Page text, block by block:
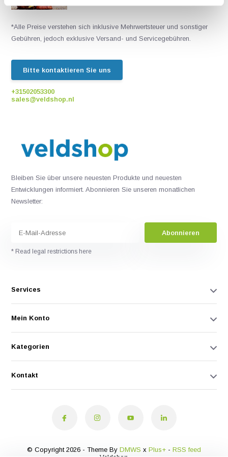
*Alle Preise verstehen sich inklusive Mehrwertsteuer und sonstiger
Gebühren, jedoch exklusive Versand- und Servicegebühren.
Bitte kontaktieren Sie uns
+31502053300
sales@veldshop.nl
Bleiben Sie über unsere neuesten Produkte und neuesten
Entwicklungen informiert. Abonnieren Sie unseren monatlichen
Newsletter:
Abonnieren
* Read legal restrictions here
Services
Mein Konto
Kategorien
Kontakt
© Copyright 2026 - Theme By DMWS x Plus+ - RSS feed